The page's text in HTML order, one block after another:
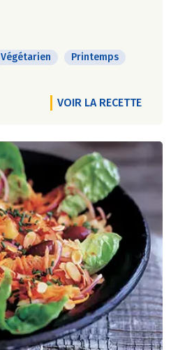
Végétarien Printemps
VOIR LA RECETTE